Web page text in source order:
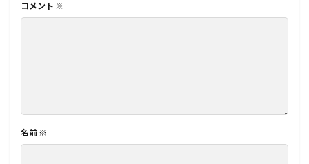
コメント ※
名前 ※